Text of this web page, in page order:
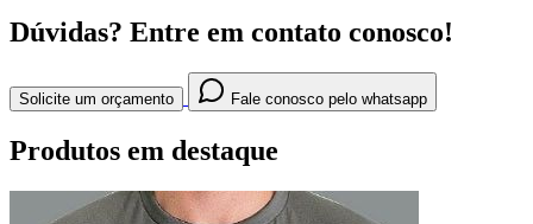
Dúvidas? Entre em contato conosco!
Solicite um orçamento Fale conosco pelo whatsapp
Produtos em destaque